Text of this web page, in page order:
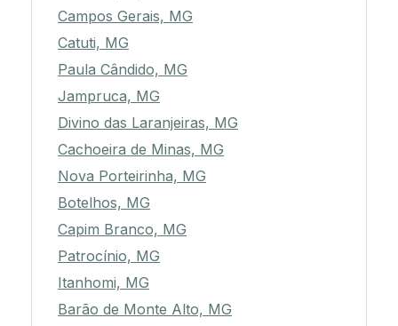
Campos Gerais, MG
Catuti, MG
Paula Cândido, MG
Jampruca, MG
Divino das Laranjeiras, MG
Cachoeira de Minas, MG
Nova Porteirinha, MG
Botelhos, MG
Capim Branco, MG
Patrocínio, MG
Itanhomi, MG
Barão de Monte Alto, MG